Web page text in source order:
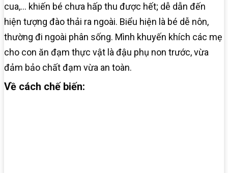
cua,… khiến bé chưa hấp thu được hết; dễ dẫn đến
hiện tượng đào thải ra ngoài. Biểu hiện là bé dễ nôn,
thường đi ngoài phân sống. Mình khuyến khích các mẹ
cho con ăn đạm thực vật là đậu phụ non trước, vừa
đảm bảo chất đạm vừa an toàn.
Về cách chế biến: